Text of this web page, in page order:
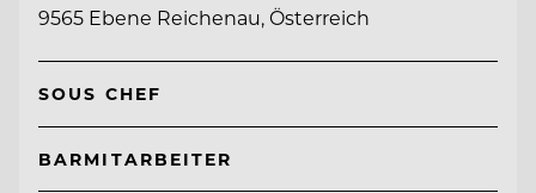
9565 Ebene Reichenau, Österreich
SOUS CHEF
BARMITARBEITER